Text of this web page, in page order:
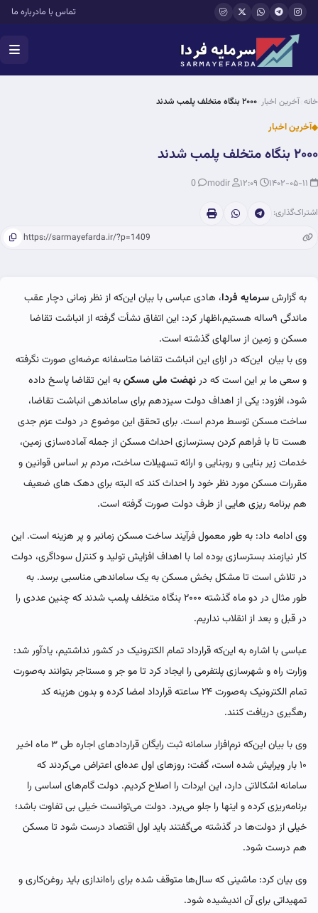
رفتن به محتوای اصلی تماس با مادرباره ما
خانه آخرین اخبار ۲۰۰۰ بنگاه متخلف پلمب شدند
آخرین اخبار
۲۰۰۰ بنگاه متخلف پلمب شدند
اشتراک‌گذاری:
به گزارشسرمایه فردا، هادی عباسی با بیان این‌که از نظر زمانی دچار عقب
ماندگی ۹ساله هستیم،‌اظهار کرد:‌ این اتفاق نشأت گرفته از انباشت تقاضا
مسکن و زمین از سالهای گذشته است.
وی با بیان این‌که در ازای این انباشت تقاضا متاسفانه عرضه‌ای صورت نگرفته
و سعی ما بر این است که درنهضت ملی مسکنبه این تقاضا پاسخ داده
شود، افزود: یکی از اهداف دولت سیزدهم برای ساماندهی انباشت تقاضا،
ساخت مسکن توسط مردم است. برای تحقق این موضوع در دولت عزم جدی
هست تا با فراهم کردن بسترسازی احداث مسکن از جمله آماده‌سازی زمین،
خدمات زیر بنایی و روبنایی و ارائه تسهیلات ساخت، مردم بر اساس قوانین و
مقررات مسکن مورد نظر خود را احداث کند که البته برای دهک های ضعیف
هم برنامه ریزی هایی از طرف دولت صورت گرفته است.
وی ادامه داد: به طور معمول فرآیند ساخت مسکن زمانبر و پر هزینه است. این
کار نیازمند بسترسازی بوده اما با اهداف افزایش تولید و کنترل سوداگری، دولت
در تلاش است تا مشکل بخش مسکن به یک ساماندهی مناسبی برسد. به
طور مثال در دو ماه گذشته ۲۰۰۰ بنگاه متخلف پلمب شدند که چنین عددی را
در قبل و بعد از انقلاب نداریم.
عباسی با اشاره به این‌که قرارداد تمام الکترونیک در کشور نداشتیم، یادآور شد:
وزارت راه و شهرسازی پلتفرمی را ایجاد کرد تا مو جر و مستاجر بتوانند به‌صورت
تمام الکترونیک به‌صورت ۲۴ ساعته قرارداد امضا کرده و بدون هزینه کد
رهگیری دریافت کنند.
وی با بیان این‌که نرم‌افزار سامانه ثبت رایگان قراردادهای اجاره طی ۳ ماه اخیر
۱۰ بار ویرایش شده است، گفت: روزهای اول عده‌ای اعتراض می‌کردند که
سامانه اشکالاتی دارد، این ایردات را اصلاح کردیم. دولت گام‌های اساسی را
برنامه‌ریزی کرده و اینها را جلو می‌برد. دولت می‌توانست خیلی بی تفاوت باشد؛
خیلی از دولت‌ها در گذشته می‌گفتند باید اول اقتصاد درست شود تا مسکن
هم درست شود.
وی بیان کرد:‌ ماشینی که سال‌ها متوقف شده برای راه‌اندازی باید روغن‌کاری و
تمهیداتی برای آن اندیشیده شود.